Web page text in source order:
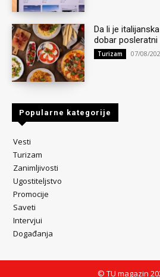
Da li je
dobar posleratni
Turizam 07/08/
Popularne kategorije
Vesti
Turizam
Zanimljivosti
Ugostiteljstvo
Promocije
Saveti
Intervjui
Događanja
© TU magazin